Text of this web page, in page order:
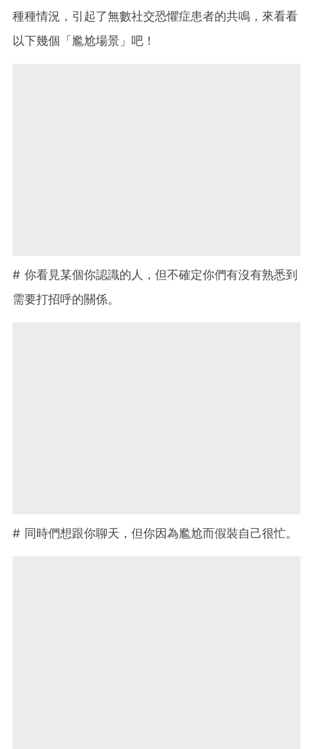
種種情況，引起了無數社交恐懼症患者的共鳴，來看看
以下幾個「尷尬場景」吧！
# 你看見某個你認識的人，但不確定你們有沒有熟悉到
需要打招呼的關係。
# 同時們想跟你聊天，但你因為尷尬而假裝自己很忙。